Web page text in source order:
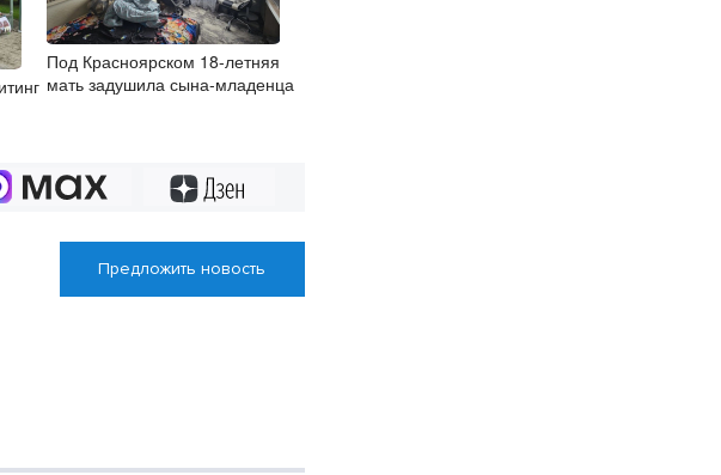
Под Красноярском 18-летняя
мать задушила сына-младенца
Предложить новость